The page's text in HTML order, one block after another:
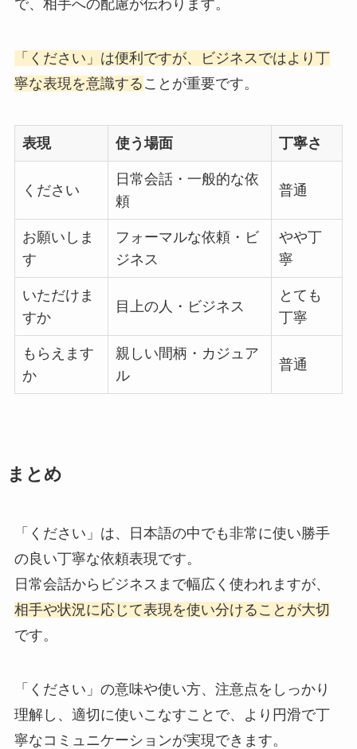
で、相手への配慮が伝わります。
「ください」は便利ですが、ビジネスではより丁
寧な表現を意識する ことが重要です。
表現 使う場面 丁寧さ
ください
日常会話・一般的な依
頼
普通
お願いしま
す
フォーマルな依頼・ビ
ジネス
やや丁
寧
いただけま
すか
目上の人・ビジネス
とても
丁寧
もらえます
か
親しい間柄・カジュア
ル
普通
まとめ
「ください」は、日本語の中でも非常に使い勝手
の良い丁寧な依頼表現です。
日常会話からビジネスまで幅広く使われますが、
相手や状況に応じて表現を使い分けることが大切
です。
「ください」の意味や使い方、注意点をしっかり
理解し、適切に使いこなすことで、より円滑で丁
寧なコミュニケーションが実現できます。